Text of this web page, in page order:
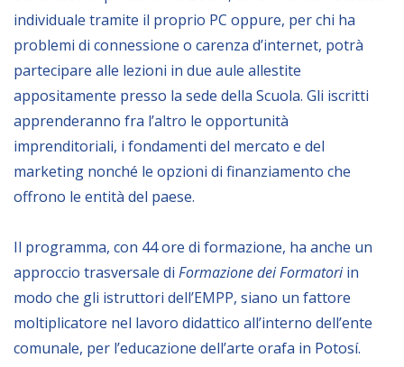
Foto
Video
Audio
BIBLIOTECA
Catalogo
OPPORTUNITÀ
Bandi
Borse di studio
individuale tramite il proprio PC oppure, per chi ha
problemi di connessione o carenza d’internet, potrà
partecipare alle lezioni in due aule allestite
appositamente presso la sede della Scuola. Gli iscritti
apprenderanno fra l’altro le opportunità
imprenditoriali, i fondamenti del mercato e del
marketing nonché le opzioni di finanziamento che
offrono le entità del paese.
Il programma, con 44 ore di formazione, ha anche un
approccio trasversale di Formazione dei Formatoriin
modo che gli istruttori dell’EMPP, siano un fattore
moltiplicatore nel lavoro didattico all’interno dell’ente
comunale, per l’educazione dell’arte orafa in Potosí.